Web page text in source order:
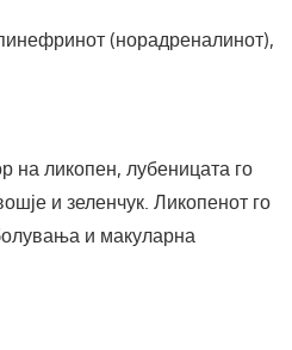
(норадреналинот),
на ликопен, лубеницата го
и зеленчук. Ликопенот го
и макуларна